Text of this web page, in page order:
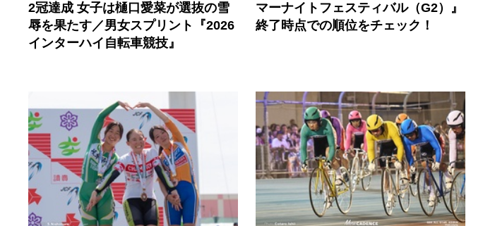
2冠達成 女子は樋口愛菜が選抜の雪
辱を果たす／男女スプリント『2026
インターハイ自転車競技』
マーナイトフェスティバル（G2）』
終了時点での順位をチェック！